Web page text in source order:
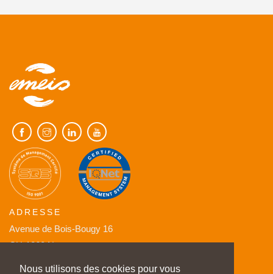
Nous utilisons des cookies pour vous
ADRESSE
Avenue de Bois-Bougy 16
CH-1260 Nyon
EMAILS